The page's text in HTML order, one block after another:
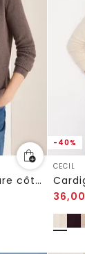
Cardigan à structure côtelée
-40%
CECIL
36,00